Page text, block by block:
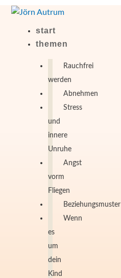
Zum
springen
start
themen
Rauchfrei
werden
Abnehmen
Stress
und
innere
Unruhe
Angst
vorm
Fliegen
Beziehungsmuster
Wenn
es
um
dein
Kind